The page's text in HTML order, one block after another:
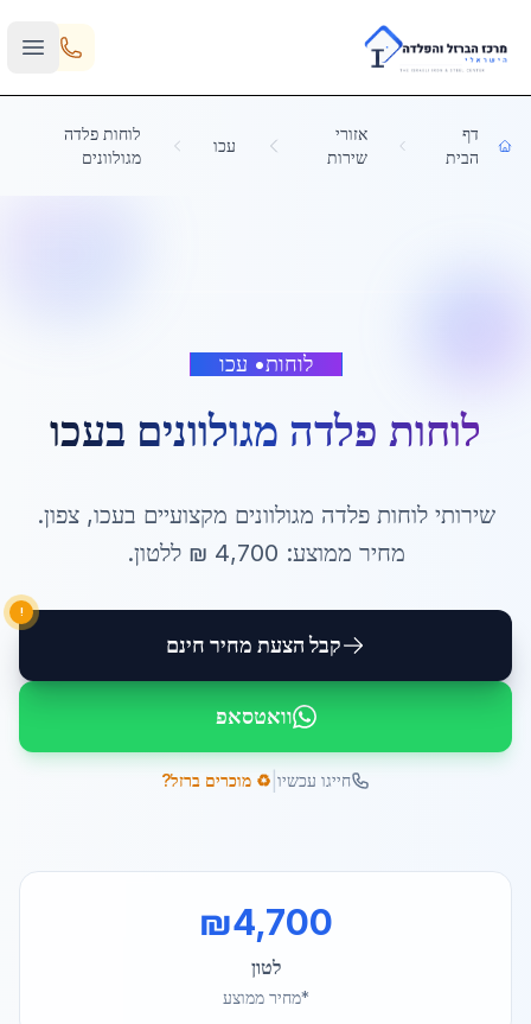
Skip to main content
דף
הבית
אזורי
שירות
עכו
לוחות פלדה
מגולוונים
לוחות• עכו
לוחות פלדה מגולוונים בעכו
שירותילוחות פלדה מגולוונים מקצועיים בעכו,צפון.
מחיר ממוצע: 4,700 ₪ ללטון.
קבל הצעת מחיר חינם
!
וואטסאפ
חייגו עכשיו ♻️ מוכרים ברזל?
₪4,700
לטון
*מחיר ממוצע